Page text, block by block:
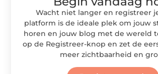
Wacht niet langer en registreer
platform is de ideale plek om jouw
horen en jouw blog met de wereld
op de Registreer-knop en zet de
meer zichtbaarheid en